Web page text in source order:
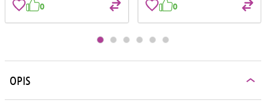
0 0
OPIS